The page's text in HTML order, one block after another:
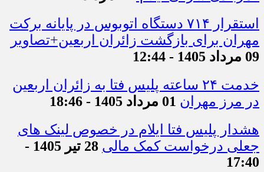
استقرار ۷۱۴ دستگاه اتوبوس در پایانه برکت
مهران برای بازگشت زائران اربعین+تصاویر
09 مرداد 1405 - 12:44
خدمت ۲۴ ساعته پلیس فتا به زائران اربعین
در مرز مهران 01 مرداد 1405 - 18:46
هشدار پلیس فتا ایلام در خصوص لینک های
جعلی درخواست کمک مالی
28 تیر 1405 -
17:40